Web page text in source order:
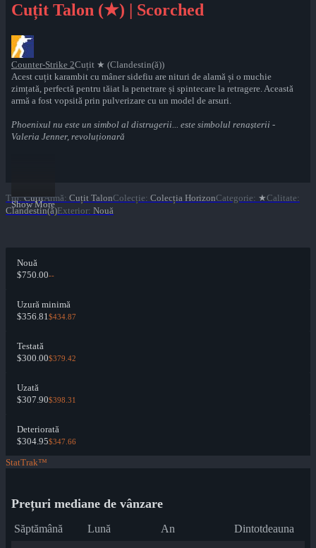
Cuțit Talon (★) | Scorched
Counter-Strike 2Cuțit ★ (Clandestin(ă))
Acest cuțit karambit cu mâner sidefiu are nituri de alamă și o muchie
zimțată, perfectă pentru tăiat la penetrare și spintecare la retragere. Această
armă a fost vopsită prin pulverizare cu un model de arsuri.
Phoenixul nu este un simbol al distrugerii... este simbolul renașterii -
Valeria Jenner, revoluționară
Show More
Tip: CuțitArmă: Cuțit TalonColecție: Colecția HorizonCategorie: ★Calitate:
Clandestin(ă)Exterior: Nouă
Nouă
$750.00--
Uzură minimă
$356.81$434.87
Testată
$300.00$379.42
Uzată
$307.90$398.31
Deteriorată
$304.95$347.66
StatTrak™
Prețuri mediane de vânzare
Săptămână Lună An Dintotdeauna